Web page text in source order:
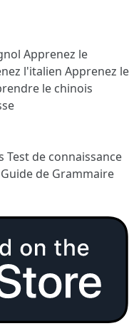
Apprenez le
l'italien Apprenez le
le chinois
Test de connaissance
Guide de Grammaire